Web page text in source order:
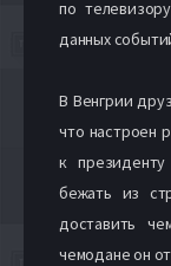
по
данных
В Венгрии
что настроен
к
бежать из
доставить
чемодане он